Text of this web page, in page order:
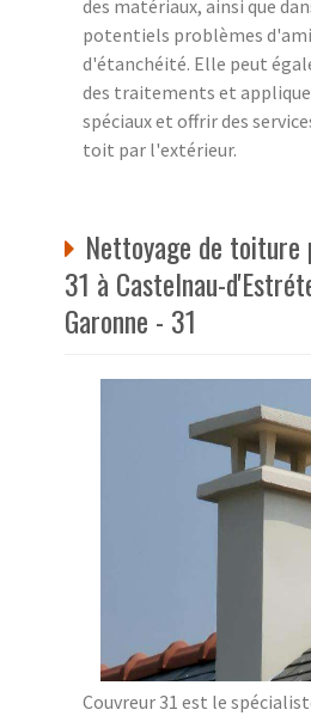
des matériaux, ainsi que
potentiels problèmes
d'étanchéité. Elle peut
des traitements et
spéciaux et offrir des
toit par l'extérieur.
Nettoyage de toiture
31 à Castelnau-
Garonne - 31
Couvreur 31 est le